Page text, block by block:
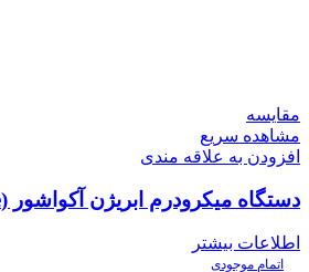
مقایسه
مشاهده سریع
افزودن به علاقه مندی
دستگاه میکرودرم ابریژن آکواشور (Aquasure) مدل H2
اطلاعات بیشتر
اتمام موجودی